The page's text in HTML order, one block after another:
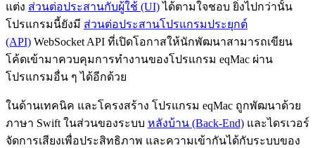
แต่ง ส่วนต่อประสานกับผู้ใช้ (UI)ได้ตามใจชอบ ยิ่งไปกว่านั้น
โปรแกรมนี้ยังมี ส่วนต่อประสานโปรแกรมประยุกต์
(API) WebSocket API ที่เปิดโอกาสให้นักพัฒนาสามารถเขียน
โค้ดเข้ามาควบคุมการทำงานของโปรแกรม eqMac ผ่าน
โปรแกรมอื่น ๆ ได้อีกด้วย
ในด้านเทคนิค และโครงสร้าง โปรแกรม eqMac ถูกพัฒนาด้วย
ภาษา Swift ในส่วนของระบบ หลังบ้าน (Back-End) และไดรเวอร์
จัดการเสียงเพื่อประสิทธิภาพ และความเข้ากันได้กับระบบของ